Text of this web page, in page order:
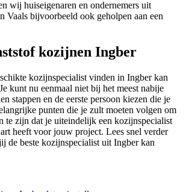
wij huiseigenaren en ondernemers uit
Vaals bijvoorbeeld ook geholpen aan een
kozijnen Ingber
kozijnspecialist vinden in Ingber kan
kunt nu eenmaal niet bij het meest nabije
stappen en de eerste persoon kiezen die je
punten die je zult moeten volgen om
te zijn dat je uiteindelijk een kozijnspecialist
heeft voor jouw project. Lees snel verder
de beste kozijnspecialist uit Ingber kan